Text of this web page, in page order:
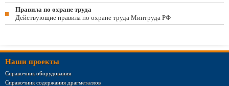
Правила по охране труда
Действующие правила по охране труда Минтруда РФ
Наши проекты
Справочник оборудования
Справочник содержания драгметаллов